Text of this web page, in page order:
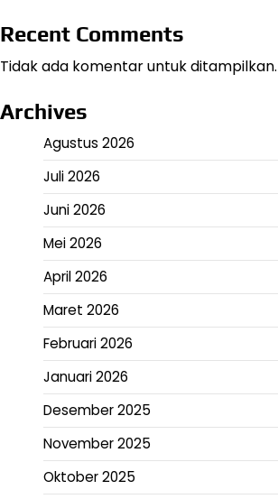
Recent Comments
Tidak ada komentar untuk ditampilkan.
Archives
Agustus 2026
Juli 2026
Juni 2026
Mei 2026
April 2026
Maret 2026
Februari 2026
Januari 2026
Desember 2025
November 2025
Oktober 2025